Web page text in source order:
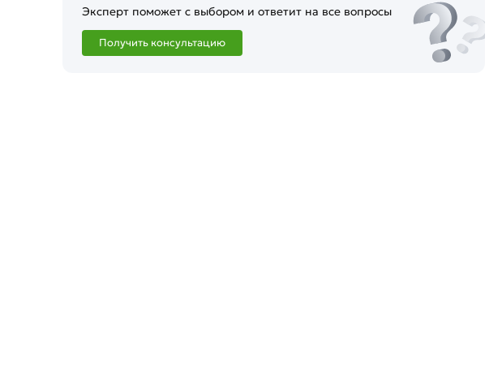
Эксперт поможет с выбором и ответит на все вопросы
Получить консультацию